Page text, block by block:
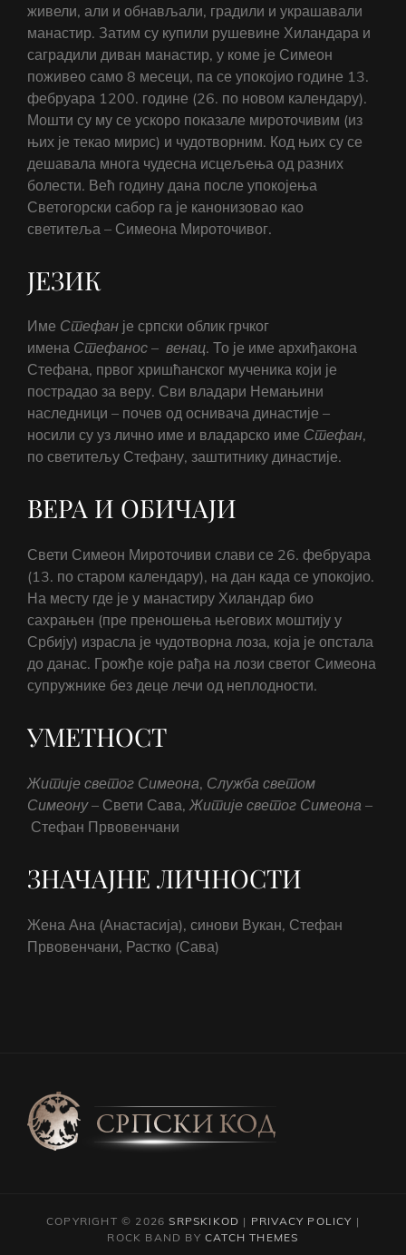
живели, али и обнављали, градили и украшавали
манастир. Затим су купили рушевине Хиландара и
саградили диван манастир, у коме је Симеон
поживео само 8 месеци, па се упокојио године 13.
фебруара 1200. године (26. по новом календару).
Мошти су му се ускоро показале мироточивим (из
њих је текао мирис) и чудотворним. Код њих су се
дешавала многа чудесна исцељења од разних
болести. Већ годину дана после упокојења
Светогорски сабор га је канонизовао као
светитеља – Симеона Мироточивог.
ЈЕЗИК
Име Стефан је српски облик грчког
имена Стефанос – венац. То је име архиђакона
Стефана, првог хришћанског мученика који је
пострадао за веру. Сви владари Немањини
наследници – почев од оснивача династије –
носили су уз лично име и владарско име Стефан,
по светитељу Стефану, заштитнику династије.
ВЕРА И ОБИЧАЈИ
Свети Симеон Мироточиви слави се 26. фебруара
(13. по старом календару), на дан када се упокојио.
На месту где је у манастиру Хиландар био
сахрањен (пре преношења његових моштију у
Србију) израсла је чудотворна лоза, која је опстала
до данас. Грожђе које рађа на лози светог Симеона
супружнике без деце лечи од неплодности.
УМЕТНОСТ
Житије светог Симеона, Служба светом
Симеону– Свети Сава, Житије светог Симеона –
Стефан Првовенчани
ЗНАЧАЈНЕ ЛИЧНОСТИ
Жена Ана (Анастасија), синови Вукан, Стефан
Првовенчани, Растко (Сава)
COPYRIGHT © 2026SRPSKIKOD | PRIVACY POLICY |
ROCK BAND BYCATCH THEMES